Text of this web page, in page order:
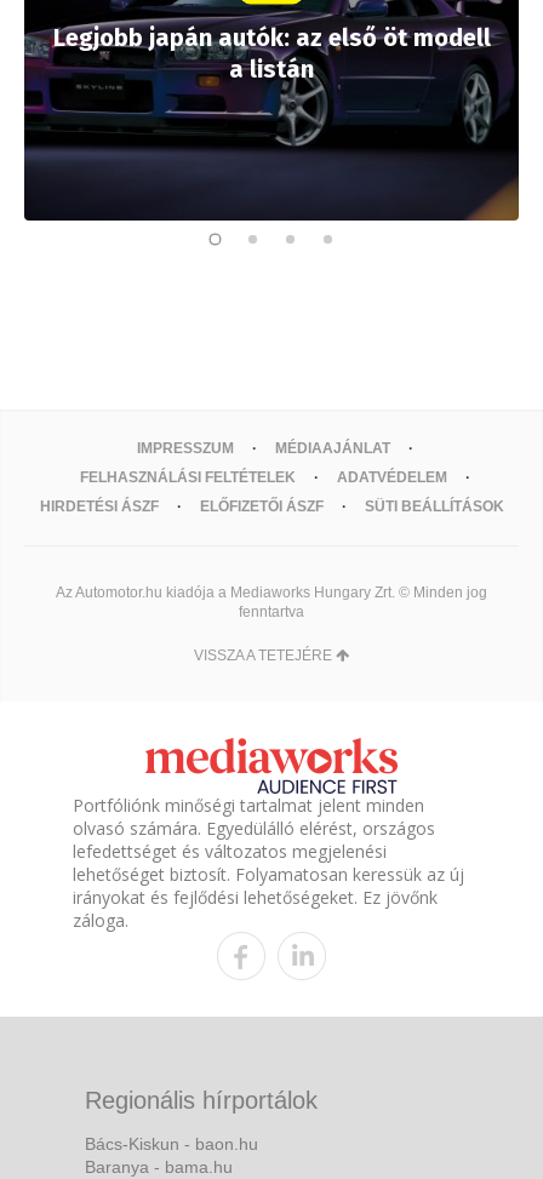
Legjobb japán autók: az első öt modell
a listán
IMPRESSZUM
MÉDIAAJÁNLAT
FELHASZNÁLÁSI FELTÉTELEK
ADATVÉDELEM
HIRDETÉSI ÁSZF
ELŐFIZETŐI ÁSZF SÜTI BEÁLLÍTÁSOK
Az Automotor.hu kiadója a Mediaworks Hungary Zrt. © Minden jog
fenntartva
VISSZA A TETEJÉRE
Portfóliónk minőségi tartalmat jelent minden
olvasó számára. Egyedülálló elérést, országos
lefedettséget és változatos megjelenési
lehetőséget biztosít. Folyamatosan keressük az új
irányokat és fejlődési lehetőségeket. Ez jövőnk
záloga.
Regionális hírportálok
Bács-Kiskun - baon.hu
Baranya - bama.hu